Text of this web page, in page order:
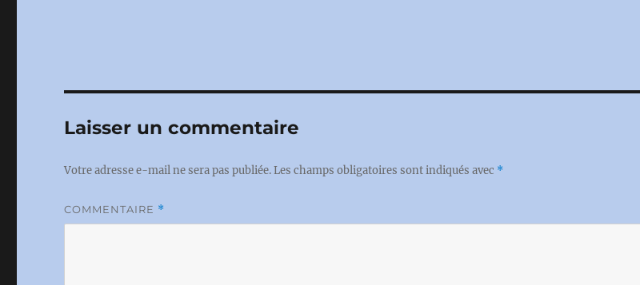
Laisser un commentaire
Votre adresse e-mail ne sera pas publiée.Les champs obligatoires sont indiqués avec *
COMMENTAIRE *